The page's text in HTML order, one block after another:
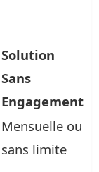
Solution
Sans
Engagement
Mensuelle ou
sans limite